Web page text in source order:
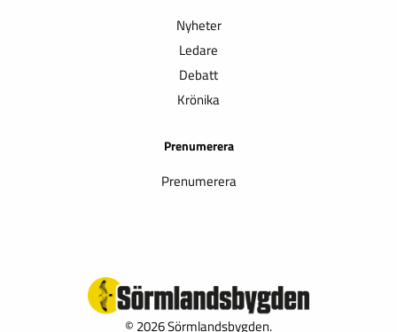
Nyheter
Ledare
Debatt
Krönika
Prenumerera
Prenumerera
© 2026 Sörmlandsbygden.